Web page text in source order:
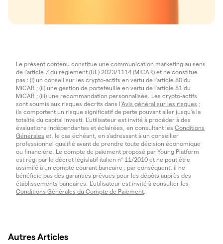
Le présent contenu constitue une communication marketing au sens
de l'article 7 du règlement (UE) 2023/1114 (MiCAR) et ne constitue
pas : (i) un conseil sur les crypto-actifs en vertu de l'article 80 du
MiCAR ; (ii) une gestion de portefeuille en vertu de l'article 81 du
MiCAR ; (iii) une recommandation personnalisée. Les crypto-actifs
sont soumis aux risques décrits dans l'Avis général sur les risques ;
ils comportent un risque significatif de perte pouvant aller jusqu'à la
totalité du capital investi. L'utilisateur est invité à procéder à des
évaluations indépendantes et éclairées, en consultant les Conditions
Générales et, le cas échéant, en s'adressant à un conseiller
professionnel qualifié avant de prendre toute décision économique
ou financière. Le compte de paiement proposé par Young Platform
est régi par le décret législatif italien n° 11/2010 et ne peut être
assimilé à un compte courant bancaire ; par conséquent, il ne
bénéficie pas des garanties prévues pour les dépôts auprès des
établissements bancaires. L'utilisateur est invité à consulter les
Conditions Générales du Compte de Paiement.
Autres Articles